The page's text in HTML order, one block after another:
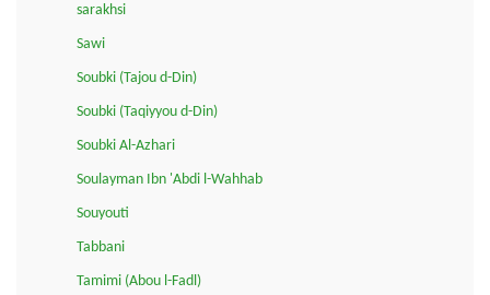
sarakhsi
Sawi
Soubki (Tajou d-Din)
Soubki (Taqiyyou d-Din)
Soubki Al-Azhari
Soulayman Ibn 'Abdi l-Wahhab
Souyouti
Tabbani
Tamimi (Abou l-Fadl)